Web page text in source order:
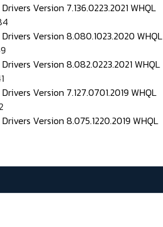
Version 7.136.0223.2021 WHQL
Version 8.080.1023.2020 WHQL
Version 8.082.0223.2021 WHQL
Version 7.127.0701.2019 WHQL
Version 8.075.1220.2019 WHQL